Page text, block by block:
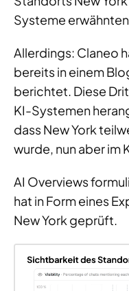
Systeme
Allerdings: Claneo
bereits in einem
berichtet. Diese
KI-Systemen
dass New York
wurde, nun aber im
AI Overviews
hat in Form eines
New York geprüft.